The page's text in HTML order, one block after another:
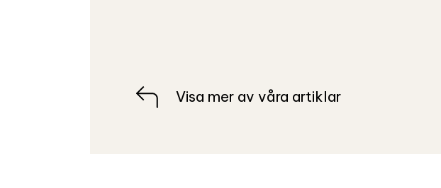
Visa mer av våra artiklar